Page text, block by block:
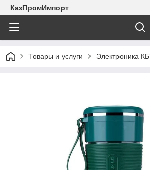
КазПромИмпорт
Товары и услуги Электроника